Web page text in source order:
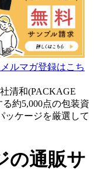
清和(PACKAGE
約5,000点の包装資
ッケージを厳選して
の通販サ